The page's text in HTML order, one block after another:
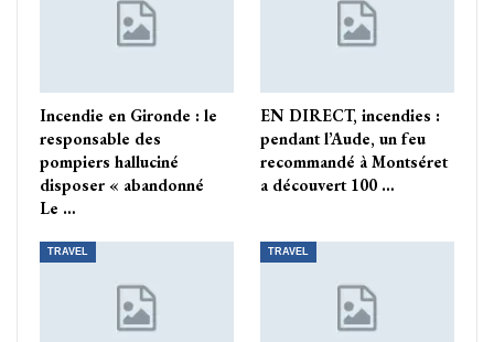
Incendie en Gironde : le
responsable des
pompiers halluciné
disposer « abandonné
Le …
EN DIRECT, incendies :
pendant l’Aude, un feu
recommandé à Montséret
a découvert 100 …
TRAVEL TRAVEL